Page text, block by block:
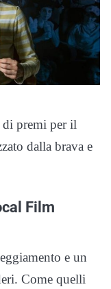
premi per il
dalla brava e
Film
e un
Come quelli